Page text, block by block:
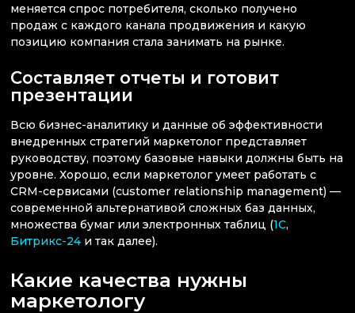
меняется спрос потребителя, сколько получено
продаж с каждого канала продвижения и какую
позицию компания стала занимать на рынке.
Составляет отчеты и готовит
презентации
Всю бизнес-аналитику и данные об эффективности
внедренных стратегий маркетолог представляет
руководству, поэтому базовые навыки должны быть на
уровне. Хорошо, если маркетолог умеет работать с
CRM-сервисами (customer relationship management) —
современной альтернативой сложных баз данных,
множества бумаг или электронных таблиц (1С,
Битрикс-24 и так далее).
Какие качества нужны
маркетологу